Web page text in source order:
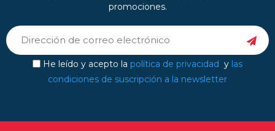
promociones.
He leído y acepto la política de privacidad y las
condiciones de suscripción a la newsletter